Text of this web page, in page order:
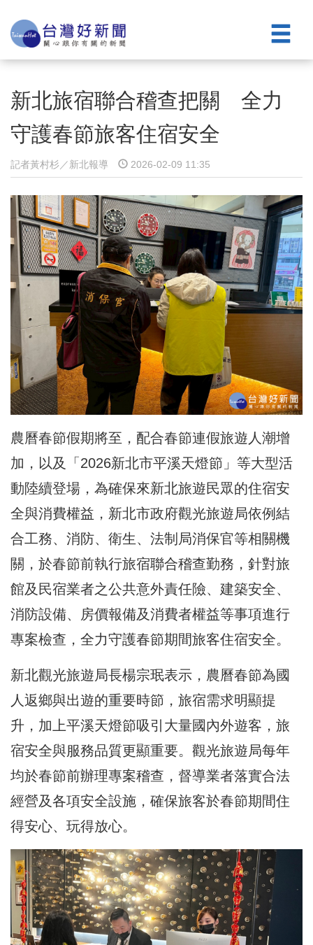
新北旅宿聯合稽查把關 全力
守護春節旅客住宿安全
記者黃村杉／新北報導 2026-02-09 11:35
農曆春節假期將至，配合春節連假旅遊人潮增
加，以及「2026新北市平溪天燈節」等大型活
動陸續登場，為確保來新北旅遊民眾的住宿安
全與消費權益，新北市政府觀光旅遊局依例結
合工務、消防、衛生、法制局消保官等相關機
關，於春節前執行旅宿聯合稽查勤務，針對旅
館及民宿業者之公共意外責任險、建築安全、
消防設備、房價報備及消費者權益等事項進行
專案檢查， 全力守護春節期間旅客住宿安全。
新北觀光旅遊局長楊宗珉表示，農曆春節為國
人返鄉與出遊的重要時節，旅宿需求明顯提
升，加上平溪天燈節吸引大量國內外遊客，旅
宿安全與服務品質更顯重要。觀光旅遊局每年
均於春節前辦理專案稽查，督導業者落實合法
經營及各項安全設施，確保旅客於春節期間住
得安心、玩得放心。